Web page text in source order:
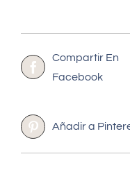
Compartir En
Facebook
Añadir a